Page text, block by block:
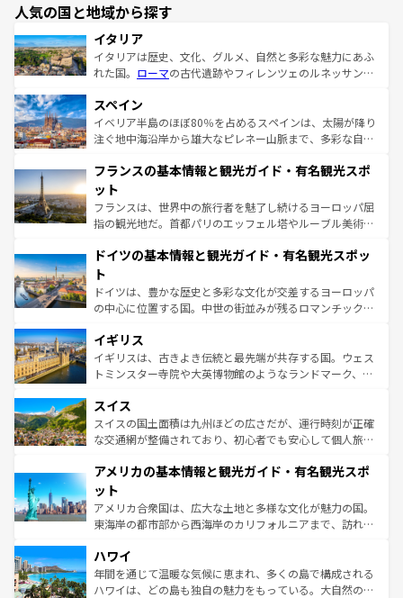
人気の国と地域から探す
イタリア
イタリアは歴史、文化、グルメ、自然と多彩な魅力にあふ
れた国。 ローマの古代遺跡やフィレンツェのルネッサンス
ろん、トスカーナの美しい田園風景やアマルフィ海岸の絶
景など、自然景観も見逃せない。観光の合間には、本場の
ピザやパスタなど、絶品のイタリア料理を堪能することも
ませてくれるイタリアで、忘れられない旅をしてみよう！
なお、新着のイタリア情報は
しい。
スペイン
イベリア半島のほぼ80％を占めるスペインは、太陽が降り
注ぐ地中海沿岸から雄大なピレネー山脈まで、多彩な自然
文化が根付くこの国では、情熱的なフラメンコ、熱気あふ
れる闘牛、そして美味しいタパスが生活の一部となってい
る。首都マドリードの洗練された雰囲気や、バルセロナの
アートに溢れた街角から、地方では古代ローマ遺跡や中世
せる。地方によって風土や気候が異なるスペインはその個
ンテンツ一覧 を参照してほしい。
フランスの基本情報と観光ガイド・有名観光スポ
ット
フランスは、世界中の旅行者を魅了し続けるヨーロッパ屈
指の観光地だ。首都パリのエッフェル塔やルーブル美術館
で、幅広い魅力が詰まっている。華麗な宮殿、歴史的な大
聖堂、美しいビーチ、そして豊かな自然が、訪れる者を心
から魅了する。また、フランスは美食の国としても知ら
れ、フランス料理はユネスコ無形文化遺産にも登録されて
香り高いラベンダー畑など、多彩な楽しみ方が可能だ。さ
らに、パリ以外の地域にも魅力が溢れており、どの街角に
も豊かな歴史と文化が息づいている。パリ以外の個性あふ
を参照してほしい。
ドイツの基本情報と観光ガイド・有名観光スポッ
ト
ドイツは、豊かな歴史と多彩な文化が交差するヨーロッパ
の中心に位置する国。中世の街並みが残るロマンチック街
顔を持つこの国は、どこを歩いても飽きることがない。ベ
ルリンの文化的活気、バイエルン州のアルプスの絶景、そ
してライン川沿いのワイン畑といった風景は必見。ビール
は、お酒好きな人にはぜひ体験してほしい。 なお、新着の
ドイツ情報はコンテンツ一覧を参照してほしい。
イギリス
イギリスは、古きよき伝統と最先端が共存する国。ウェス
トミンスター寺院や大英博物館のようなランドマーク、歴
リアごとに異なる魅力がある。また、優雅なアフタヌーン
ティー、ビール好きにはたまらない英国パブ、サッカー観
戦など、本場だからこそできる体験も豊富。イギリスを旅
ンツ一覧を参照してほしい。
スイス
スイスの国土面積は九州ほどの広さだが、運行時刻が正確
な交通網が整備されており、初心者でも安心して個人旅行
の建物がそのまま残る町や、スイスならではのユニークな
博物館もあり、アルプス観光だけでなく町歩きも満喫する
ことができる。国民の所得が高いため物価も高いが、旅行
者向けの交通パス提供のサービスもあり、うまく活用すれ
着のスイス情報は
アメリカの基本情報と観光ガイド・有名観光スポ
ット
アメリカ合衆国は、広大な土地と多様な文化が魅力の国。
東海岸の都市部から西海岸のカリフォルニアまで、訪れる
のような巨大都市は、観光、ショッピング、エンターテイ
ンメントが詰まった刺激的なスポットだ。一方、アメリカ
西部には大自然が広がり、グランドキャニオンやイエロー
ハワイ
年間を通じて温暖な気候に恵まれ、多くの島で構成される
ハワイは、どの島も独自の魅力をもっている。大自然の神